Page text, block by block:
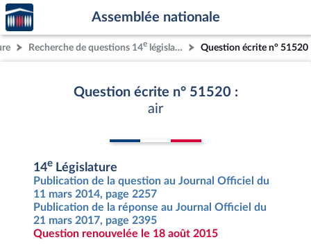
Aller au contenu
Aller en bas de la page
Accèder
à la
page
d'accueil
Assemblée nationale
Recherche de questions 14e législature Question écrite n° 51520
Question écrite n° 51520 :
air
14e Législature
Publication de la question au Journal Officiel du
11 mars 2014, page 2257
Publication de la réponse au Journal Officiel du
21 mars 2017, page 2395
Question renouvelée le 18 août 2015